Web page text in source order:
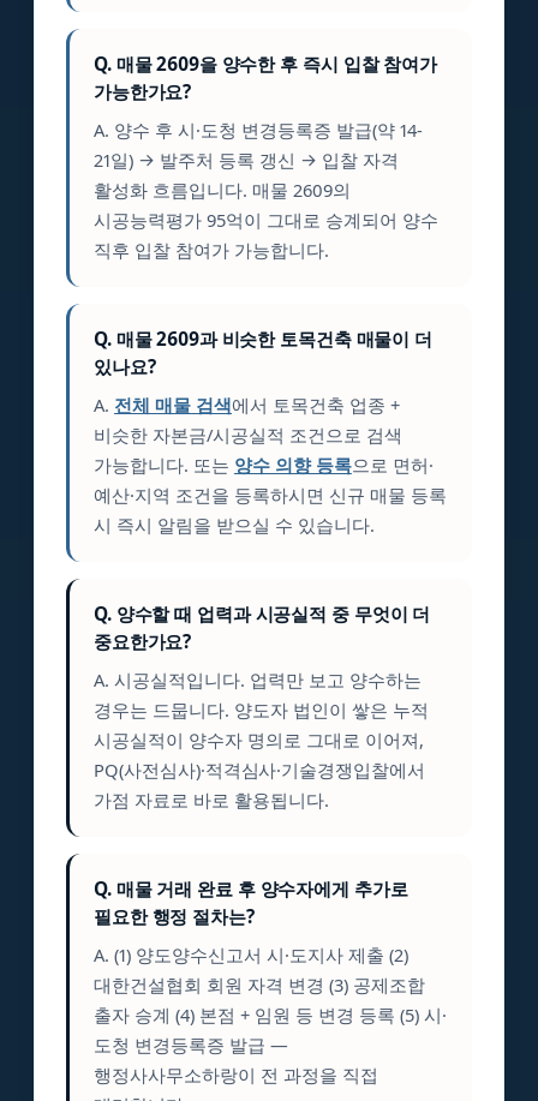
Q. 매물 2609을 양수한 후 즉시 입찰 참여가
가능한가요?
A. 양수 후 시·도청 변경등록증 발급(약 14-
21일) → 발주처 등록 갱신 → 입찰 자격
활성화 흐름입니다. 매물 2609의
시공능력평가 95억이 그대로 승계되어 양수
직후 입찰 참여가 가능합니다.
Q. 매물 2609과 비슷한 토목건축 매물이 더
있나요?
A. 전체 매물 검색에서 토목건축 업종 +
비슷한 자본금/시공실적 조건으로 검색
가능합니다. 또는 양수 의향 등록으로 면허·
예산·지역 조건을 등록하시면 신규 매물 등록
시 즉시 알림을 받으실 수 있습니다.
Q. 양수할 때 업력과 시공실적 중 무엇이 더
중요한가요?
A. 시공실적입니다. 업력만 보고 양수하는
경우는 드뭅니다. 양도자 법인이 쌓은 누적
시공실적이 양수자 명의로 그대로 이어져,
PQ(사전심사)·적격심사·기술경쟁입찰에서
가점 자료로 바로 활용됩니다.
Q. 매물 거래 완료 후 양수자에게 추가로
필요한 행정 절차는?
A. (1) 양도양수신고서 시·도지사 제출 (2)
대한건설협회 회원 자격 변경 (3) 공제조합
출자 승계 (4) 본점 + 임원 등 변경 등록 (5) 시·
도청 변경등록증 발급 —
행정사사무소하랑이 전 과정을 직접